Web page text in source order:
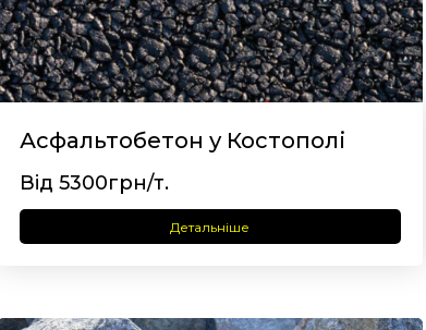
Асфальтобетон у Костополі
Від 5300грн/т.
Детальніше